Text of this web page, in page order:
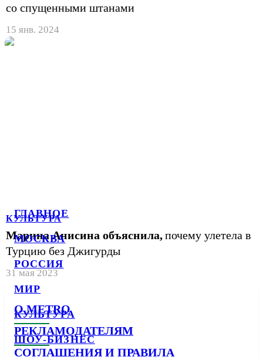
ГЛАВНОЕ
МОСКВА
РОССИЯ
МИР
КУЛЬТУРА
ШОУ-БИЗНЕС
со спущенными штанами
15 янв. 2024
КУЛЬТУРА
Марина Анисина объяснила,почему улетела в
Турцию без Джигурды
31 мая 2023
О METRO
РЕКЛАМОДАТЕЛЯМ
СОГЛАШЕНИЯ И ПРАВИЛА